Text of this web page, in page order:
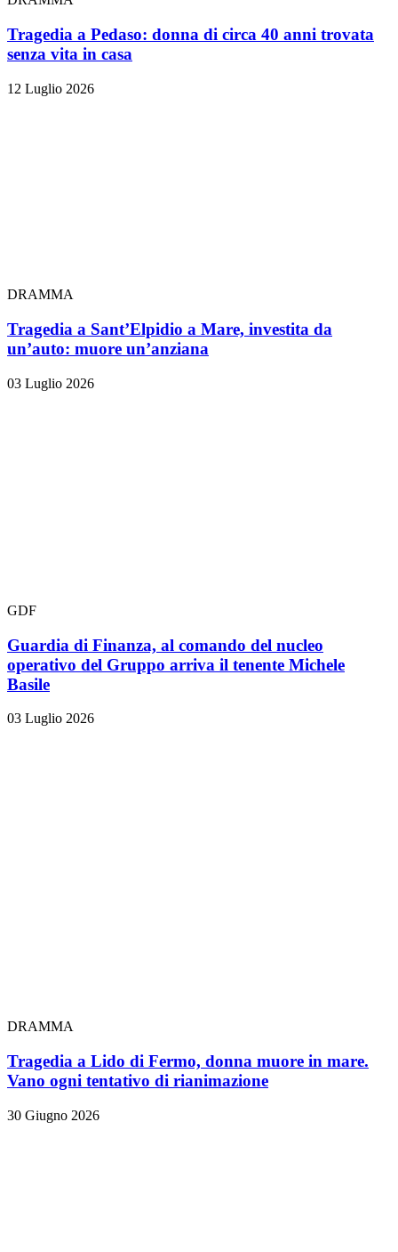
Tragedia a Pedaso: donna di circa 40 anni trovata
senza vita in casa
12 Luglio 2026
DRAMMA
Tragedia a Sant’Elpidio a Mare, investita da
un’auto: muore un’anziana
03 Luglio 2026
GDF
Guardia di Finanza, al comando del nucleo
operativo del Gruppo arriva il tenente Michele
Basile
03 Luglio 2026
DRAMMA
Tragedia a Lido di Fermo, donna muore in mare.
Vano ogni tentativo di rianimazione
30 Giugno 2026